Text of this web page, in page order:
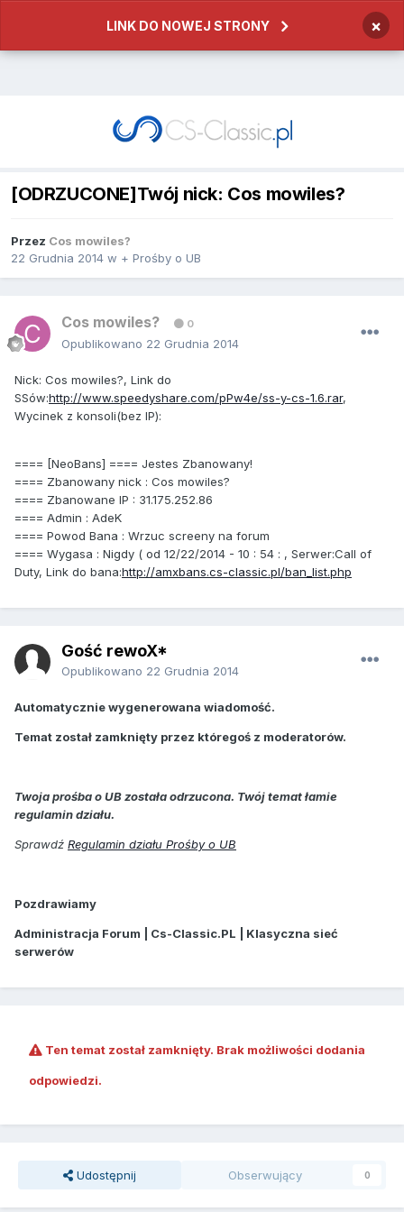
LINK DO NOWEJ STRONY ×
[ODRZUCONE]Twój nick: Cos mowiles?
Przez Cos mowiles?
22 Grudnia 2014 w + Prośby o UB
Cos mowiles? 0
Opublikowano 22 Grudnia 2014
Nick: Cos mowiles?, Link do
SSów:http://www.speedyshare.com/pPw4e/ss-y-cs-1.6.rar,
Wycinek z konsoli(bez IP):
==== [NeoBans] ==== Jestes Zbanowany!
==== Zbanowany nick : Cos mowiles?
==== Zbanowane IP : 31.175.252.86
==== Admin : AdeK
==== Powod Bana : Wrzuc screeny na forum
==== Wygasa : Nigdy ( od 12/22/2014 - 10 : 54 : , Serwer:Call of
Duty, Link do bana:http://amxbans.cs-classic.pl/ban_list.php
Gość rewoX*
Opublikowano 22 Grudnia 2014
Automatycznie wygenerowana wiadomość.
Temat został zamknięty przez któregoś z moderatorów.
Twoja prośba o UB została odrzucona. Twój temat łamie
regulamin działu.
Sprawdź Regulamin działu Prośby o UB
Pozdrawiamy
Administracja Forum | Cs-Classic.PL | Klasyczna sieć
serwerów
Ten temat został zamknięty. Brak możliwości dodania
odpowiedzi.
Udostępnij Obserwujący 0